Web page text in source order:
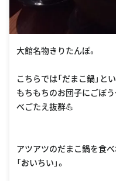
大館名物きりたんぽ。
こちらでは「だまこ鍋」と
もちもちのお団子にごぼ
べごたえ抜群💪
アツアツのだまこ鍋を食べ
「おいちい」。